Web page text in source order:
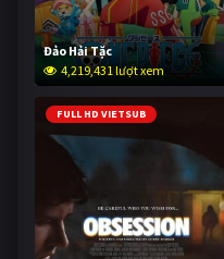
Đảo Hải Tặc
4,219,431 lượt xem
FULL HD VIETSUB